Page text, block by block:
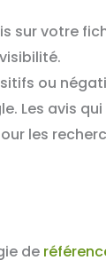
sur votre
ou
Les avis
les
de